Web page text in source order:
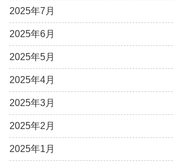
2025年7月
2025年6月
2025年5月
2025年4月
2025年3月
2025年2月
2025年1月